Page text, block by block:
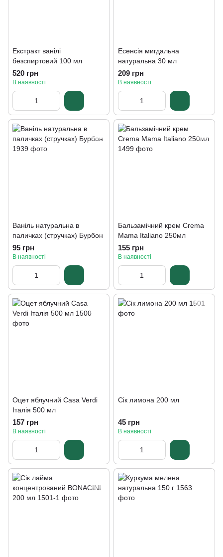
Екстракт ванілі
безспиртовий 100 мл
520 грн
В наявності
Есенсія мигдальна
натуральна 30 мл
209 грн
В наявності
Ваніль натуральна в
паличках (стручках) Бурбон
95 грн
В наявності
Бальзамічний крем Crema
Mama Italiano 250мл
155 грн
В наявності
Оцет яблучний Casa Verdi
Італія 500 мл
157 грн
В наявності
Сік лимона 200 мл
45 грн
В наявності